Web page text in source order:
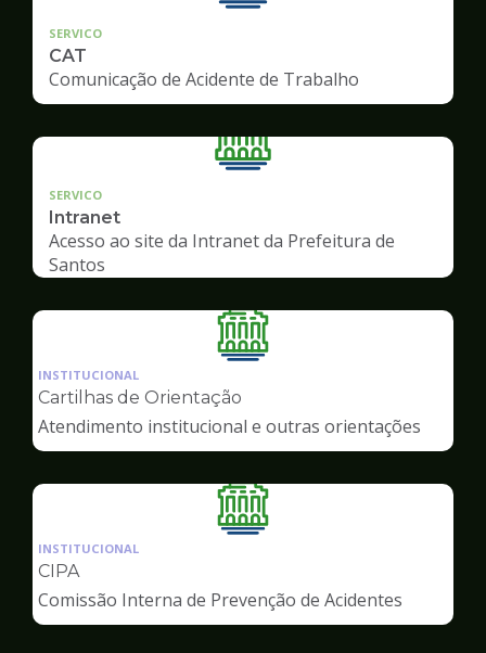
SERVICO
CAT
Comunicação de Acidente de Trabalho
SERVICO
Intranet
Acesso ao site da Intranet da Prefeitura de
Santos
Ilustração
da
de
Servidor
INSTITUCIONAL
Cartilhas de Orientação
Atendimento institucional e outras orientações
Ilustração
da
Servidor
INSTITUCIONAL
CIPA
Comissão Interna de Prevenção de Acidentes